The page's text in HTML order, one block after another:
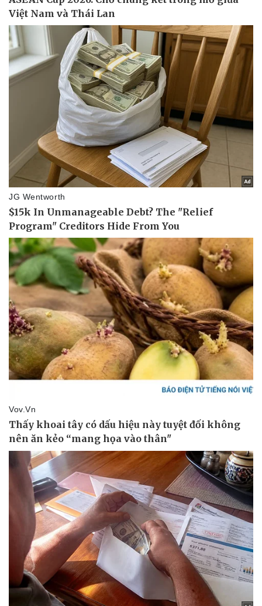
Thể thao
Bóng đá
Lịch thi đấu bóng đá
Thế giới thể thao
eSports
Hậu trường
Ô tô - Xe máy
Ô tô
Xe máy
Tư vấn